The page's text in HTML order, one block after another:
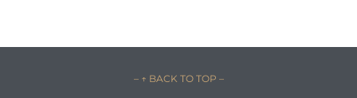
– ↑ BACK TO TOP –